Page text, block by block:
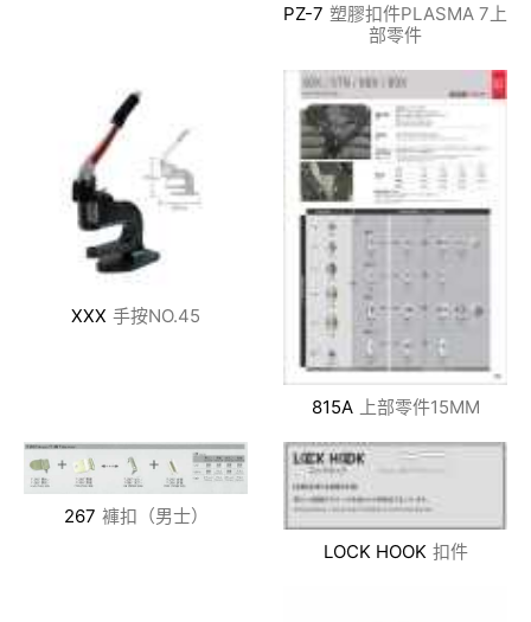
PZ-7 塑膠扣件PLASMA 7上
部零件
XXX 手按NO.45
815A 上部零件15MM
267 褲扣（男士）
LOCK HOOK 扣件